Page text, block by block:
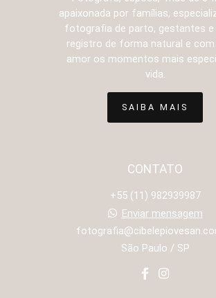
apaixonada por famílias,
fotografia de parto, gestantes e
registro de forma natural e
amor os momentos mais
vida.
SAIBA MAIS
CONTATO
+55 (11) 982939987
Enviar mensagem
São Paulo / SP